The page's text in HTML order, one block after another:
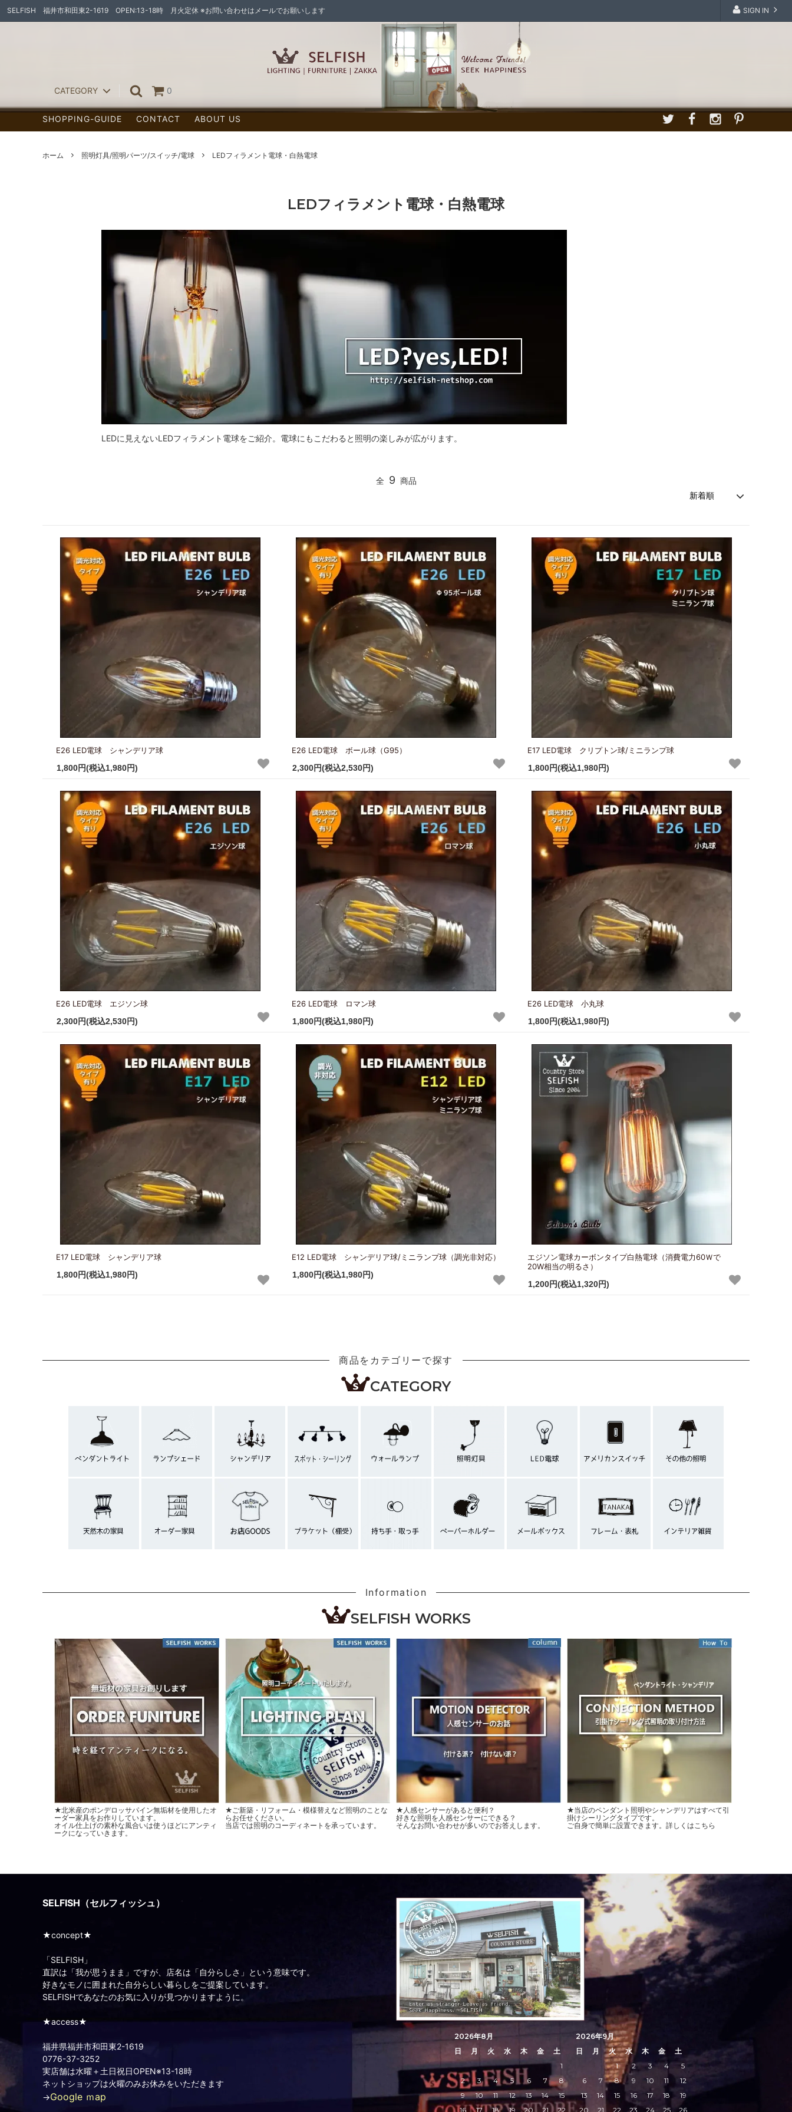
SIGN IN
SELFISH 福井市和田東2-1619 OPEN:13-18時 月火定休 ※お問い合わせはメールでお願いします
0
CATEGORY
ペンダントライト ランプシェード各種 シャンデリア
スポット/シーリング
宅配ボックス/メールボックス
天然木の家具
ホームスパン生地
SHOPPING-GUIDE CONTACT ABOUT US
ホーム 照明灯具/照明パーツ/スイッチ/電球 LEDフィラメント電球・白熱電球
LEDフィラメント電球・白熱電球
LEDに見えないLEDフィラメント電球をご紹介。電球にもこだわると照明の楽しみが広がります。
全 9 商品
E26 LED電球 シャンデリア球
1,800円(税込1,980円)
E26 LED電球 ボール球（G95）
2,300円(税込2,530円)
E17 LED電球 クリプトン球/ミニランプ球
1,800円(税込1,980円)
E26 LED電球 エジソン球
2,300円(税込2,530円)
E26 LED電球 ロマン球
1,800円(税込1,980円)
E26 LED電球 小丸球
1,800円(税込1,980円)
E17 LED電球 シャンデリア球
1,800円(税込1,980円)
E12 LED電球 シャンデリア球/ミニランプ球（調光非対応）
1,800円(税込1,980円)
エジソン電球カーボンタイプ白熱電球（消費電力60Ｗで
20W相当の明るさ）
1,200円(税込1,320円)
商品をカテゴリーで探す
CATEGORY
Information
SELFISH WORKS
★北米産のポンデロッサパイン無垢材を使用したオ
ーダー家具をお作りしています。
オイル仕上げの素朴な風合いは使うほどにアンティ
ークになっていきます。
★ご新築・リフォーム・模様替えなど照明のことな
らお任せください。
当店では照明のコーディネートを承っています。
★人感センサーがあると便利？
好きな照明を人感センサーにできる？
そんなお問い合わせが多いのでお答えします。
★当店のペンダント照明やシャンデリアはすべて引
掛けシーリングタイプです。
ご自身で簡単に設置できます。詳しくはこちら
SELFISH（セルフィッシュ）
★concept★
「SELFISH」
直訳は「我が思うまま」ですが、店名は「自分らしさ」という意味です。
好きなモノに囲まれた自分らしい暮らしをご提案しています。
SELFISHであなたのお気に入りが見つかりますように。
★access★
福井県福井市和田東2-1619
0776-37-3252
実店舗は水曜＋土日祝日OPEN※13-18時
ネットショップは火曜のみお休みをいただきます
→Google ｍap
2026年8月
日
月 火 水 木 金
土
1
2
3 4 5 6 7
8
9
10 11 12 13 14
15
16
17 18 19 20 21 22
2026年9月
日
月 火 水 木 金
土
1
2 3 4
5
6
7 8 9 10 11
12
13
14 15 16 17 18
19
20
21 22 23 24 25 26